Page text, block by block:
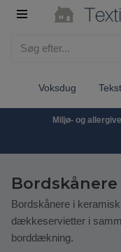
Voksdug
Miljø- og
Bordskånere
Bordskånere i
dækkeservietter i
borddækning.